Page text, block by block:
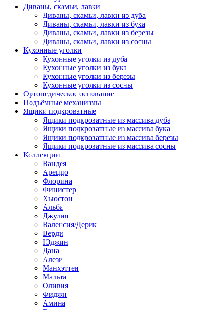
Диваны, скамьи, лавки
Диваны, скамьи, лавки из дуба
Диваны, скамьи, лавки из бука
Диваны, скамьи, лавки из березы
Диваны, скамьи, лавки из сосны
Кухонные уголки
Кухонные уголки из дуба
Кухонные уголки из бука
Кухонные уголки из березы
Кухонные уголки из сосны
Ортопедическое основание
Подъёмные механизмы
Ящики подкроватные
Ящики подкроватные из массива дуба
Ящики подкроватные из массива бука
Ящики подкроватные из массива березы
Ящики подкроватные из массива сосны
Коллекции
Вандея
Ареццо
Флорина
Финистер
Хьюстон
Альба
Джулия
Валенсия/Дерик
Верди
Юджин
Дана
Алези
Манхэттен
Мальта
Оливия
Фиджи
Амина